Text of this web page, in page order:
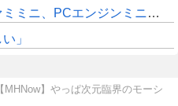
ンミニ、メガドラミニ、ネオジオミニ
」
【MHNow】やっぱ次元臨界のモーシ